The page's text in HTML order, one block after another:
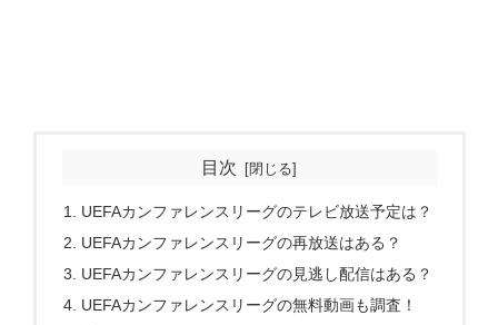
目次
UEFAカンファレンスリーグのテレビ放送予定は？
UEFAカンファレンスリーグの再放送はある？
UEFAカンファレンスリーグの見逃し配信はある？
UEFAカンファレンスリーグの無料動画も調査！